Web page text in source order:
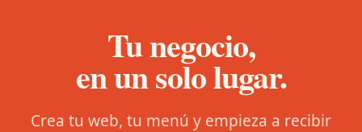
Tu negocio,
en un solo lugar.
Crea tu web, tu menú y empieza a recibir